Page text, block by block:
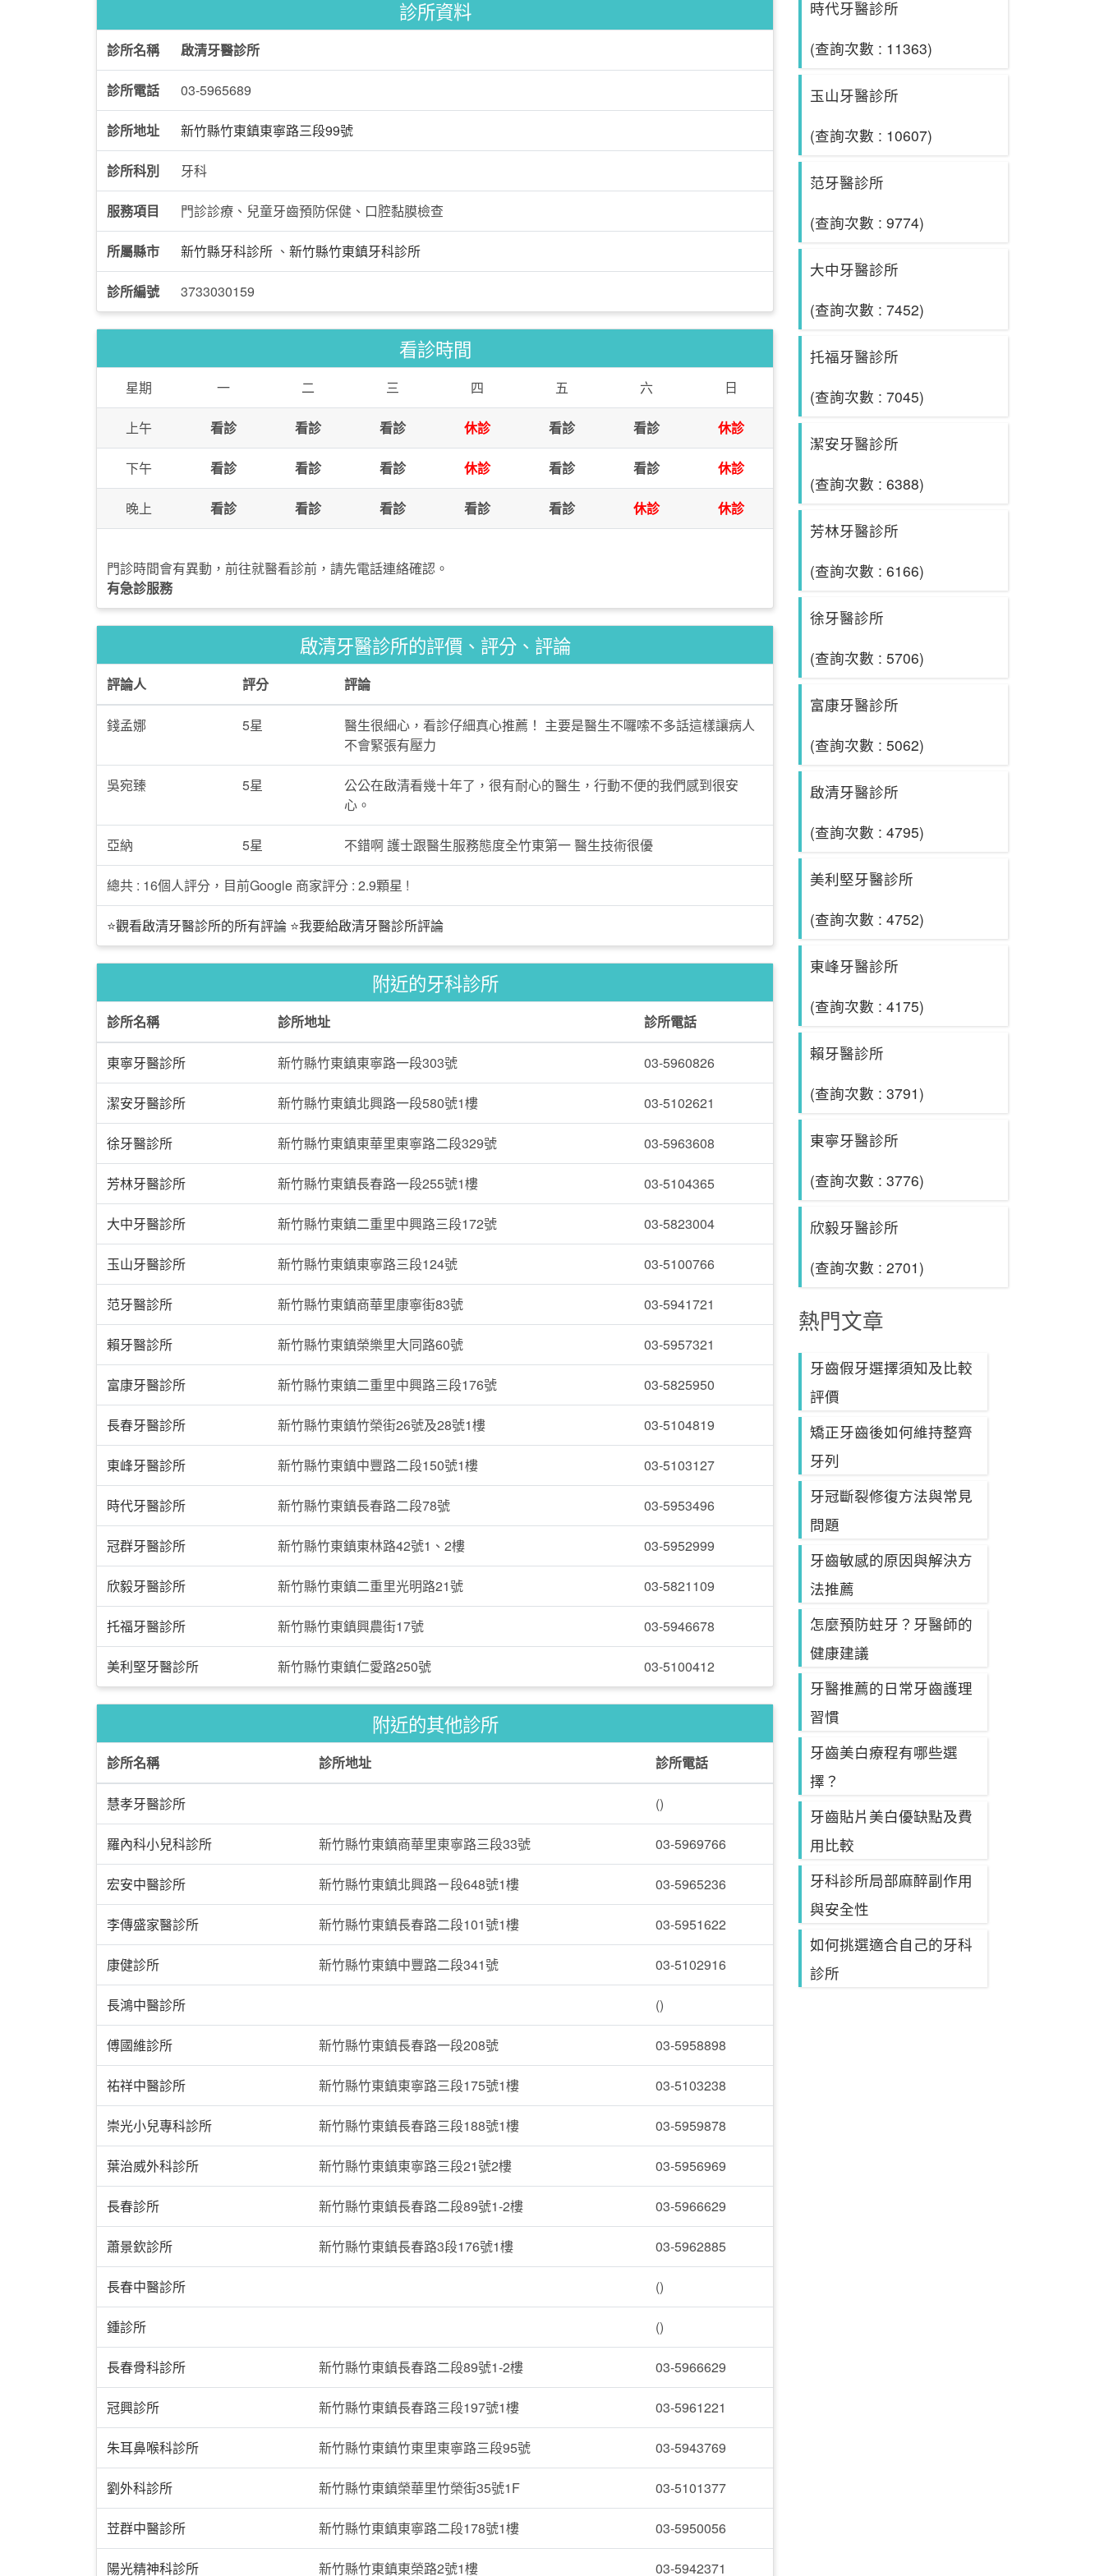
診所資料
診所名稱 啟清牙醫診所
診所電話 03-5965689
診所地址 新竹縣竹東鎮東寧路三段99號
診所科別 牙科
服務項目 門診診療、兒童牙齒預防保健、口腔黏膜檢查
所屬縣市 新竹縣牙科診所 、 新竹縣竹東鎮牙科診所
診所編號 3733030159
看診時間
星期 一 二 三 四 五 六 日
上午 看診 看診 看診 休診 看診 看診 休診
下午 看診 看診 看診 休診 看診 看診 休診
晚上 看診 看診 看診 看診 看診 休診 休診
門診時間會有異動，前往就醫看診前，請先電話連絡確認。
有急診服務
啟清牙醫診所的評價、評分、評論
評論人 評分 評論
錢孟娜 5星
醫生很細心，看診仔細真心推薦！ 主要是醫生不囉嗦不多話這樣讓病人
不會緊張有壓力
吳宛臻 5星
公公在啟清看幾十年了，很有耐心的醫生，行動不便的我們感到很安
心。
亞納 5星 不錯啊 護士跟醫生服務態度全竹東第一 醫生技術很優
總共 : 16個人評分，目前Google 商家評分 : 2.9顆星 !
⭐觀看啟清牙醫診所的所有評論 ⭐我要給啟清牙醫診所評論
附近的牙科診所
診所名稱 診所地址 診所電話
東寧牙醫診所 新竹縣竹東鎮東寧路一段303號 03-5960826
潔安牙醫診所 新竹縣竹東鎮北興路一段580號1樓 03-5102621
徐牙醫診所 新竹縣竹東鎮東華里東寧路二段329號 03-5963608
芳林牙醫診所 新竹縣竹東鎮長春路一段255號1樓 03-5104365
大中牙醫診所 新竹縣竹東鎮二重里中興路三段172號 03-5823004
玉山牙醫診所 新竹縣竹東鎮東寧路三段124號 03-5100766
范牙醫診所 新竹縣竹東鎮商華里康寧街83號 03-5941721
賴牙醫診所 新竹縣竹東鎮榮樂里大同路60號 03-5957321
富康牙醫診所 新竹縣竹東鎮二重里中興路三段176號 03-5825950
長春牙醫診所 新竹縣竹東鎮竹榮街26號及28號1樓 03-5104819
東峰牙醫診所 新竹縣竹東鎮中豐路二段150號1樓 03-5103127
時代牙醫診所 新竹縣竹東鎮長春路二段78號 03-5953496
冠群牙醫診所 新竹縣竹東鎮東林路42號1、2樓 03-5952999
欣毅牙醫診所 新竹縣竹東鎮二重里光明路21號 03-5821109
托福牙醫診所 新竹縣竹東鎮興農街17號 03-5946678
美利堅牙醫診所 新竹縣竹東鎮仁愛路250號 03-5100412
附近的其他診所
診所名稱 診所地址 診所電話
慧孝牙醫診所 ()
羅內科小兒科診所 新竹縣竹東鎮商華里東寧路三段33號 03-5969766
宏安中醫診所 新竹縣竹東鎮北興路ㄧ段648號1樓 03-5965236
李傳盛家醫診所 新竹縣竹東鎮長春路二段101號1樓 03-5951622
康健診所 新竹縣竹東鎮中豐路二段341號 03-5102916
長鴻中醫診所 ()
傅國維診所 新竹縣竹東鎮長春路一段208號 03-5958898
祐祥中醫診所 新竹縣竹東鎮東寧路三段175號1樓 03-5103238
崇光小兒專科診所 新竹縣竹東鎮長春路三段188號1樓 03-5959878
葉治威外科診所 新竹縣竹東鎮東寧路三段21號2樓 03-5956969
長春診所 新竹縣竹東鎮長春路二段89號1-2樓 03-5966629
蕭景欽診所 新竹縣竹東鎮長春路3段176號1樓 03-5962885
長春中醫診所 ()
鍾診所 ()
長春骨科診所 新竹縣竹東鎮長春路二段89號1-2樓 03-5966629
冠興診所 新竹縣竹東鎮長春路三段197號1樓 03-5961221
朱耳鼻喉科診所 新竹縣竹東鎮竹東里東寧路三段95號 03-5943769
劉外科診所 新竹縣竹東鎮榮華里竹榮街35號1F 03-5101377
苙群中醫診所 新竹縣竹東鎮東寧路二段178號1樓 03-5950056
陽光精神科診所 新竹縣竹東鎮東榮路2號1樓 03-5942371
時代牙醫診所
(查詢次數 : 11363)
玉山牙醫診所
(查詢次數 : 10607)
范牙醫診所
(查詢次數 : 9774)
大中牙醫診所
(查詢次數 : 7452)
托福牙醫診所
(查詢次數 : 7045)
潔安牙醫診所
(查詢次數 : 6388)
芳林牙醫診所
(查詢次數 : 6166)
徐牙醫診所
(查詢次數 : 5706)
富康牙醫診所
(查詢次數 : 5062)
啟清牙醫診所
(查詢次數 : 4795)
美利堅牙醫診所
(查詢次數 : 4752)
東峰牙醫診所
(查詢次數 : 4175)
賴牙醫診所
(查詢次數 : 3791)
東寧牙醫診所
(查詢次數 : 3776)
欣毅牙醫診所
(查詢次數 : 2701)
熱門文章
牙齒假牙選擇須知及比較
評價
矯正牙齒後如何維持整齊
牙列
牙冠斷裂修復方法與常見
問題
牙齒敏感的原因與解決方
法推薦
怎麼預防蛀牙？牙醫師的
健康建議
牙醫推薦的日常牙齒護理
習慣
牙齒美白療程有哪些選
擇？
牙齒貼片美白優缺點及費
用比較
牙科診所局部麻醉副作用
與安全性
如何挑選適合自己的牙科
診所